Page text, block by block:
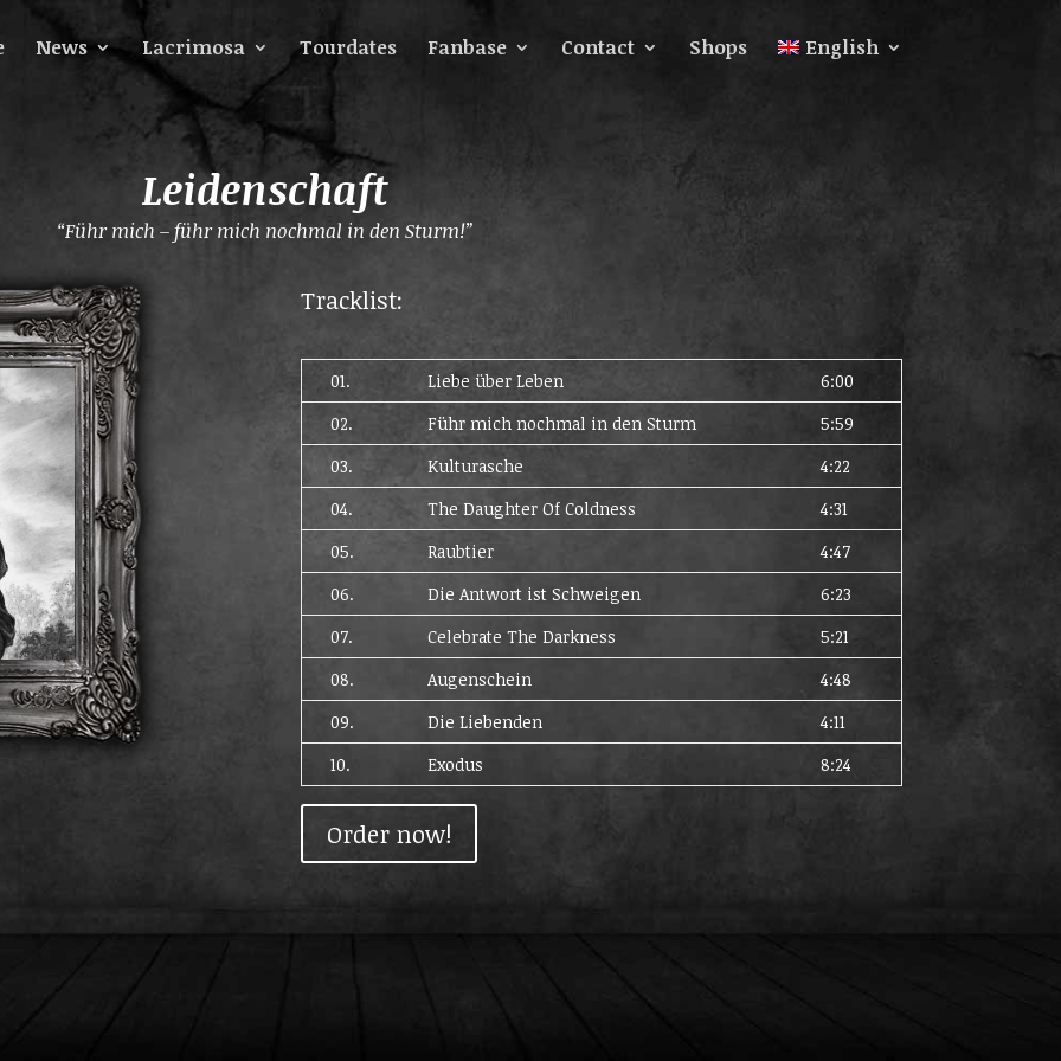
News Lacrimosa Tourdates Fanbase Contact Shops English
Leidenschaft
“Führ mich – führ mich nochmal in den Sturm!”
Tracklist:
01. Liebe über Leben
6:00
02.
Führ mich nochmal in den Sturm
5:59
03.
Kulturasche
4:22
04.
The Daughter Of Coldness
4:31
05.
Raubtier
4:47
06.
Die Antwort ist Schweigen
6:23
07.
Celebrate The Darkness
5:21
08.
Augenschein
4:48
09.
Die Liebenden
4:11
10.
Exodus 8:24
Order now!